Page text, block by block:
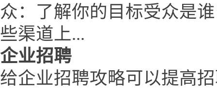
众：了解你的目标受众是
些渠道上...
企业招聘
给企业招聘攻略可以提高